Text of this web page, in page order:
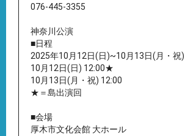
076-445-3355
神奈川公演
■日程
2025年10月12日(日)~10月13日(月・祝)
10月12日(日) 12:00★
10月13日(月・祝) 12:00
★＝島出演回
■会場
厚木市文化会館 大ホール